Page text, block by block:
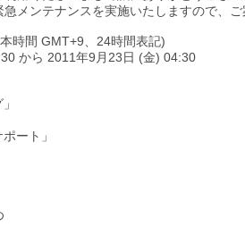
メンテナンスを実施いたしますので、ご
時間 GMT+9、24時間表記)
から 2011年9月23日 (金) 04:30
ート」